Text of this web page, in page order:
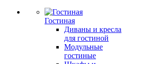
Гостиная
Диваны и кресла
для гостиной
Модульные
гостиные